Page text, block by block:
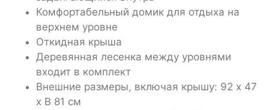
Комфортабельный домик для отдыха на
верхнем уровне
Откидная крыша
Деревянная лесенка между уровнями
входит в комплект
Внешние размеры, включая крышу: 92 х 47
х В 81 см